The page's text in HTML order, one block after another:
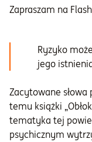
Zapraszam na
Ryzyko
jego
Zacytowane
temu książki
tematyka tej
psychicznym